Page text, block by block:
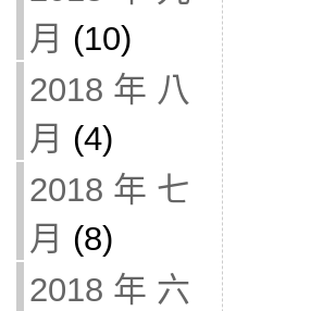
月 (10)
2018 年 八
月 (4)
2018 年 七
月 (8)
2018 年 六